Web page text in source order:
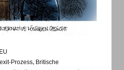
EU
Prozess, Britische